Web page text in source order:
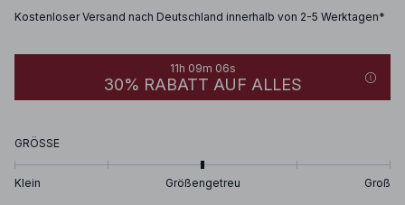
Kostenloser Versand nach Deutschland innerhalb von 2-5 Werktagen*
11h 09m 06s
30% RABATT AUF ALLES
GRÖSSE
Klein Größengetreu Groß